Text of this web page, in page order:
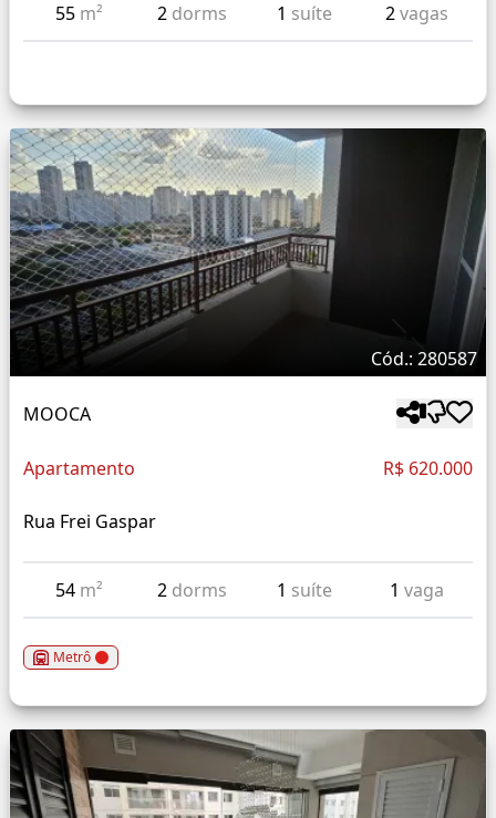
55 m² 2 dorms 1 suíte 2vagas
Cód.: 280587
MOOCA
Apartamento R$ 620.000
Rua Frei Gaspar
54 m² 2 dorms 1 suíte 1 vaga
Metrô